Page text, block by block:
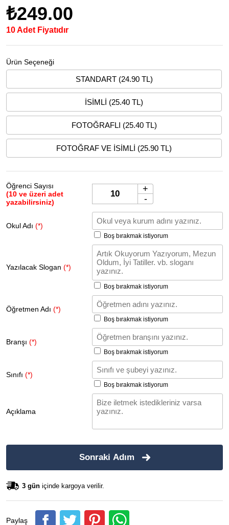
₺249.00
10 Adet Fiyatıdır
Ürün Seçeneği
STANDART (24.90 TL)
İSİMLİ (25.40 TL)
FOTOĞRAFLI (25.40 TL)
FOTOĞRAF VE İSİMLİ (25.90 TL)
Öğrenci Sayısı
(10 ve üzeri adet
yazabilirsiniz)
+
-
Okul Adı (*)
Boş bırakmak istiyorum
Yazılacak Slogan (*)
Boş bırakmak istiyorum
Öğretmen Adı (*)
Boş bırakmak istiyorum
Branşı (*)
Boş bırakmak istiyorum
Sınıfı (*)
Boş bırakmak istiyorum
Açıklama
Sonraki Adım
3 gün içinde kargoya verilir.
Paylaş